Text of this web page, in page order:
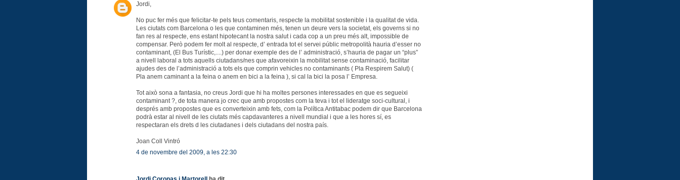
Jordi,
No puc fer més que felicitar-te pels teus comentaris, respecte la mobilitat sostenible i la qualitat de vida.
Les ciutats com Barcelona o les que contaminen més, tenen un deure vers la societat, els governs si no
fan res al respecte, ens estant hipotecant la nostra salut i cada cop a un preu més alt, impossible de
compensar. Però podem fer molt al respecte, d’ entrada tot el servei públic metropolità hauria d’esser no
contaminant, (El Bus Turístic,....) per donar exemple des de l’ administració, s’hauria de pagar un “plus”
a nivell laboral a tots aquells ciutadans/nes que afavoreixin la mobilitat sense contaminació, facilitar
ajudes des de l’administració a tots els que comprin vehicles no contaminants ( Pla Respirem Salut) (
Pla anem caminant a la feina o anem en bici a la feina ), si cal la bici la posa l’ Empresa.
Tot això sona a fantasia, no creus Jordi que hi ha moltes persones interessades en que es segueixi
contaminant ?, de tota manera jo crec que amb propostes com la teva i tot el lideratge soci-cultural, i
després amb propostes que es converteixin amb fets, com la Política Antitabac podem dir que Barcelona
podrà estar al nivell de les ciutats més capdavanteres a nivell mundial i que a les hores sí, es
respectaran els drets d les ciutadanes i dels ciutadans del nostra país.
Joan Coll Vintró
4 de novembre del 2009, a les 22:30